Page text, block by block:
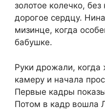
золотое колечко,
дорогое сердцу.
мизинце, когда
бабушке.
Руки дрожали,
камеру и начала
Первые кадры
Потом в кадр вошла